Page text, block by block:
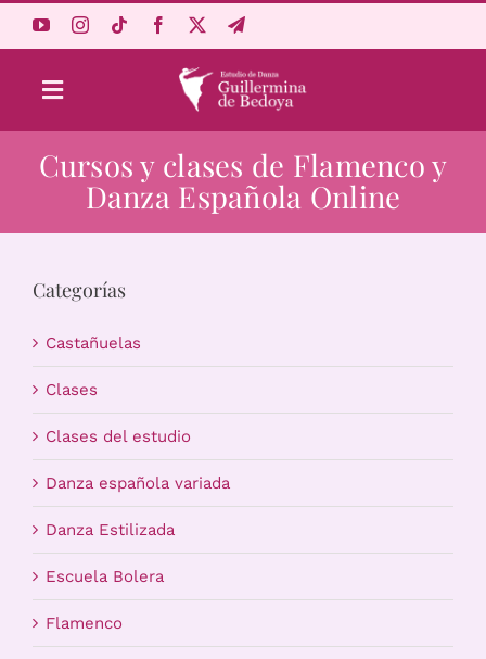
Toggle
Navigation
Aprende Online
Estudio
Carrito
Cursos y clases de Flamenco y
Danza Española Online
Categorías
Castañuelas
Clases
Clases del estudio
Danza española variada
Danza Estilizada
Escuela Bolera
Flamenco